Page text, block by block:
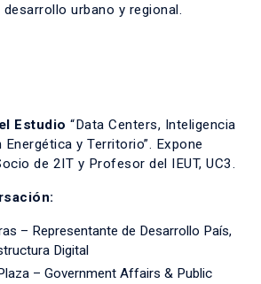
urbano y regional.
Estudio “Data Centers, Inteligencia
y Territorio”. Expone
de 2IT y Profesor del IEUT, UC3.
– Representante de Desarrollo País,
Digital
– Government Affairs & Public